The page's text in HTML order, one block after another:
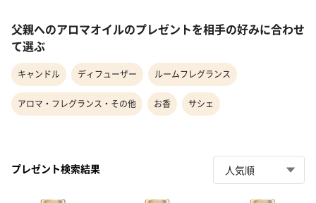
父親へのアロマオイルのプレゼントを相手の好みに合わせ
て選ぶ
キャンドル ディフューザー ルームフレグランス
アロマ・フレグランス・その他 お香 サシェ
プレゼント検索結果